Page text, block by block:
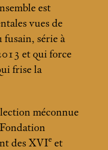
est
vues de
fusain, série à
et qui force
frise la
méconnue
des XVIe et